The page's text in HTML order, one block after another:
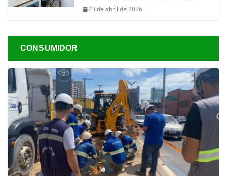
23 de abril de 2026
CONSUMIDOR